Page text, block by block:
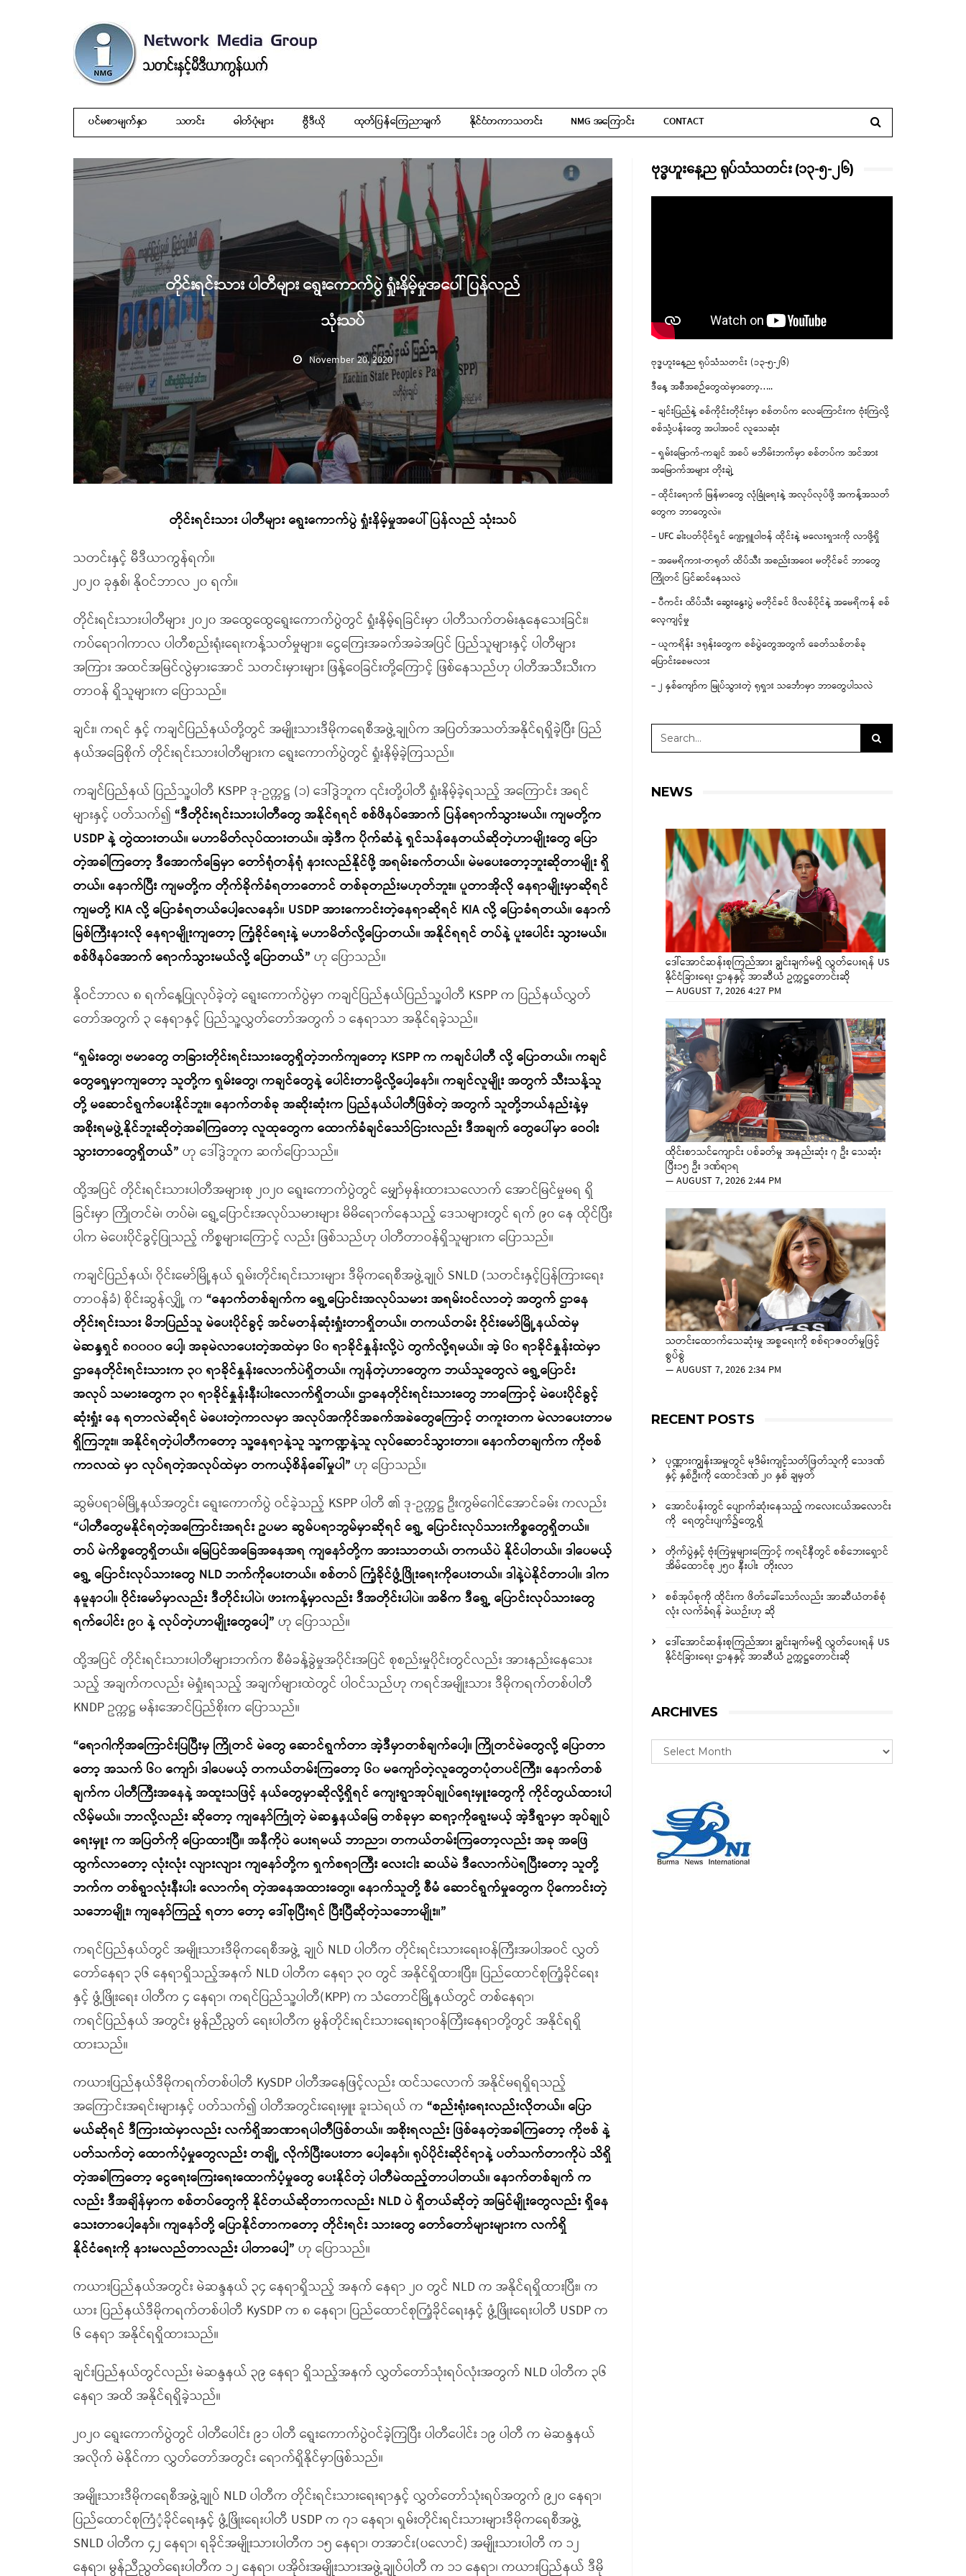
ပင်မစာမျက်နှာ သတင်း ဓါတ်ပုံများ ဗွီဒီယို ထုတ်ပြန်ကြေညာချက် နိုင်ငံတကာသတင်း NMG အကြောင်း CONTACT
တိုင်းရင်းသား ပါတီများ ရွေးကောက်ပွဲ ရှုံးနိမ့်မှုအပေါ် ပြန်လည်
သုံးသပ်
November 20, 2020
တိုင်းရင်းသား ပါတီများ ရွေးကောက်ပွဲ ရှုံးနိမ့်မှုအပေါ် ပြန်လည် သုံးသပ်
သတင်းနှင့် မီဒီယာကွန်ရက်။
၂၀၂၀ ခုနှစ်၊ နိုဝင်ဘာလ ၂၀ ရက်။
တိုင်းရင်းသားပါတီများ ၂၀၂၀ အထွေထွေရွေးကောက်ပွဲတွင် ရှုံးနိမ့်ရခြင်းမှာ ပါတီသက်တမ်းနုနေသေးခြင်း၊
ကပ်ရောဂါကာလ ပါတီစည်းရုံးရေးကန့်သတ်မှုများ၊ ငွေကြေးအခက်အခဲအပြင် ပြည်သူများနှင့် ပါတီများ
အကြား အထင်အမြင်လွဲမှားအောင် သတင်းမှားများ ဖြန့်ဝေခြင်းတို့ကြောင့် ဖြစ်နေသည်ဟု ပါတီအသီးသီးက
တာဝန် ရှိသူများက ပြောသည်။
ချင်း၊ ကရင် နှင့် ကချင်ပြည်နယ်တို့တွင် အမျိုးသားဒီမိုကရေစီအဖွဲ့ချုပ်က အပြတ်အသတ်အနိုင်ရရှိခဲ့ပြီး ပြည်
နယ်အခြေစိုက် တိုင်းရင်းသားပါတီများက ရွေးကောက်ပွဲတွင် ရှုံးနိမ့်ခဲ့ကြသည်။
ကချင်ပြည်နယ် ပြည်သူ့ပါတီ KSPP ဒု-ဥက္ကဋ္ဌ (၁) ဒေါ်ဒွဲဘူက ၎င်းတို့ပါတီ ရှုံးနိမ့်ခဲ့ရသည့် အကြောင်း အရင်
များနှင့် ပတ်သက်၍ “ဒီတိုင်းရင်းသားပါတီတွေ အနိုင်ရရင် စစ်ဖိနပ်အောက် ပြန်ရောက်သွားမယ်။ ကျမတို့က
USDP နဲ့ တွဲထားတယ်။ မဟာမိတ်လုပ်ထားတယ်။ အဲ့ဒီက ပိုက်ဆံနဲ့ ရှင်သန်နေတယ်ဆိုတဲ့ဟာမျိုးတွေ ပြော
တဲ့အခါကြတော့ ဒီအောက်ခြေမှာ တော်ရုံတန်ရုံ နားလည်နိုင်ဖို့ အရမ်းခက်တယ်။ မဲမပေးတော့ဘူးဆိုတာမျိုး ရှိ
တယ်။ နောက်ပြီး ကျမတို့က တိုက်ခိုက်ခံရတာတောင် တစ်ခုတည်းမဟုတ်ဘူး။ ပူတာအိုလို နေရာမျိုးမှာဆိုရင်
ကျမတို့ KIA လို့ ပြောခံရတယ်ပေါ့လေနော်။ USDP အားကောင်းတဲ့နေရာဆိုရင် KIA လို့ ပြောခံရတယ်။ နောက်
မြစ်ကြီးနားလို နေရာမျိုးကျတော့ ကြံ့ခိုင်ရေးနဲ့ မဟာမိတ်လို့ပြောတယ်။ အနိုင်ရရင် တပ်နဲ့ ပူးပေါင်း သွားမယ်။
စစ်ဖိနပ်အောက် ရောက်သွားမယ်လို့ ပြောတယ်” ဟု ပြောသည်။
နိုဝင်ဘာလ ၈ ရက်နေ့ပြုလုပ်ခဲ့တဲ့ ရွေးကောက်ပွဲမှာ ကချင်ပြည်နယ်ပြည်သူ့ပါတီ KSPP က ပြည်နယ်လွှတ်
တော်အတွက် ၃ နေရာနှင့် ပြည်သူ့လွှတ်တော်အတွက် ၁ နေရာသာ အနိုင်ရခဲ့သည်။
“ရှမ်းတွေ၊ ဗမာတွေ တခြားတိုင်းရင်းသားတွေရှိတဲ့ဘက်ကျတော့ KSPP က ကချင်ပါတီ လို့ ပြောတယ်။ ကချင်
တွေရှေ့မှာကျတော့ သူတို့က ရှမ်းတွေ၊ ကချင်တွေနဲ့ ပေါင်းတာမို့လို့ပေါ့နော်။ ကချင်လူမျိုး အတွက် သီးသန့်သူ
တို့ မဆောင်ရွက်ပေးနိုင်ဘူး။ နောက်တစ်ခု အဆိုးဆုံးက ပြည်နယ်ပါတီဖြစ်တဲ့ အတွက် သူတို့ဘယ်နည်းနဲ့မှ
အစိုးရမဖွဲ့နိုင်ဘူးဆိုတဲ့အခါကြတော့ လူထုတွေက ထောက်ခံချင်သော်ငြားလည်း ဒီအချက် တွေပေါ်မှာ ဝေဝါး
သွားတာတွေရှိတယ်” ဟု ဒေါ်ဒွဲဘူက ဆက်ပြောသည်။
ထို့အပြင် တိုင်းရင်းသားပါတီအများစု ၂၀၂၀ ရွေးကောက်ပွဲတွင် မျှော်မှန်းထားသလောက် အောင်မြင်မှုမရ ရှိ
ခြင်းမှာ ကြိုတင်မဲ၊ တပ်မဲ၊ ရွှေ့ပြောင်းအလုပ်သမားများ မိမိရောက်နေသည့် ဒေသများတွင် ရက် ၉၀ နေ ထိုင်ပြီး
ပါက မဲပေးပိုင်ခွင့်ပြုသည့် ကိစ္စများကြောင့် လည်း ဖြစ်သည်ဟု ပါတီတာဝန်ရှိသူများက ပြောသည်။
ကချင်ပြည်နယ်၊ ဝိုင်းမော်မြို့နယ် ရှမ်းတိုင်းရင်းသားများ ဒီမိုကရေစီအဖွဲ့ချုပ် SNLD (သတင်းနှင့်ပြန်ကြားရေး
တာဝန်ခံ) စိုင်းဆွန်လျှို့ က “နောက်တစ်ချက်က ရွှေ့ပြောင်းအလုပ်သမား အရမ်းဝင်လာတဲ့ အတွက် ဌာနေ
တိုင်းရင်းသား မိဘပြည်သူ မဲပေးပိုင်ခွင့် အင်မတန်ဆုံးရှုံးတာရှိတယ်။ တကယ်တမ်း ဝိုင်းမော်မြို့နယ်ထဲမှ
မဲဆန္ဒရှင် ၈၀၀၀၀ ပေါ့၊ အခုမဲလာပေးတဲ့အထဲမှာ ၆၀ ရာခိုင်နှုန်းလို့ပဲ တွက်လို့ရမယ်။ အဲ့ ၆၀ ရာခိုင်နှုန်းထဲမှာ
ဌာနေတိုင်းရင်းသားက ၃၀ ရာခိုင်နှုန်းလောက်ပဲရှိတယ်။ ကျန်တဲ့ဟာတွေက ဘယ်သူတွေလဲ ရွှေ့ပြောင်း
အလုပ် သမားတွေက ၃၀ ရာခိုင်နှုန်းနီးပါးလောက်ရှိတယ်။ ဌာနေတိုင်းရင်းသားတွေ ဘာကြောင့် မဲပေးပိုင်ခွင့်
ဆုံးရှုံး နေ ရတာလဲဆိုရင် မဲပေးတဲ့ကာလမှာ အလုပ်အကိုင်အခက်အခဲတွေကြောင့် တကူးတက မဲလာပေးတာမ
ရှိကြဘူး။ အနိုင်ရတဲ့ပါတီကတော့ သူ့နေရာနဲ့သူ သူ့ကဏ္ဍနဲ့သူ လုပ်ဆောင်သွားတာ။ နောက်တချက်က ကိုဗစ်
ကာလထဲ မှာ လုပ်ရတဲ့အလုပ်ထဲမှာ တကယ့်စိန်ခေါ်မှုပါ” ဟု ပြောသည်။
ဆွမ်ပရာမ်မြို့နယ်အတွင်း ရွေးကောက်ပွဲ ဝင်ခဲ့သည့် KSPP ပါတီ ၏ ဒု-ဥက္ကဋ္ဌ ဦးကွမ်ဂေါင်အောင်ခမ်း ကလည်း
“ပါတီတွေမနိုင်ရတဲ့အကြောင်းအရင်း ဥပမာ ဆွမ်ပရာဘွမ်မှာဆိုရင် ရွှေ့ ပြောင်းလုပ်သားကိစ္စတွေရှိတယ်။
တပ် မဲကိစ္စတွေရှိတယ်။ မြေပြင်အခြေအနေအရ ကျနော်တို့က အားသာတယ်၊ တကယ်ပဲ နိုင်ပါတယ်။ ဒါပေမယ့်
ရွှေ့ ပြောင်းလုပ်သားတွေ NLD ဘက်ကိုပေးတယ်။ စစ်တပ် ကြံ့ခိုင်ဖွံ့ဖြိုးရေးကိုပေးတယ်။ ဒါနဲ့ပဲနိုင်တာပါ။ ဒါက
နမူနာပါ။ ဝိုင်းမော်မှာလည်း ဒီတိုင်းပါပဲ၊ ဖားကန့်မှာလည်း ဒီအတိုင်းပါပဲ။ အဓိက ဒီရွှေ့ ပြောင်းလုပ်သားတွေ
ရက်ပေါင်း ၉၀ နဲ့ လုပ်တဲ့ဟာမျိုးတွေပေါ့” ဟု ပြောသည်။
ထို့အပြင် တိုင်းရင်းသားပါတီများဘက်က စီမံခန့်ခွဲမှုအပိုင်းအပြင် စုစည်းမှုပိုင်းတွင်လည်း အားနည်းနေသေး
သည့် အချက်ကလည်း မဲရှုံးရသည့် အချက်များထဲတွင် ပါဝင်သည်ဟု ကရင်အမျိုးသား ဒီမိုကရက်တစ်ပါတီ
KNDP ဥက္ကဋ္ဌ မန်းအောင်ပြည်စိုးက ပြောသည်။
“ရောဂါကိုအကြောင်းပြပြီးမှ ကြိုတင် မဲတွေ ဆောင်ရွက်တာ အဲ့ဒီမှာတစ်ချက်ပေါ့။ ကြိုတင်မဲတွေလို့ ပြောတာ
တော့ အသက် ၆၀ ကျော်၊ ဒါပေမယ့် တကယ်တမ်းကြတော့ ၆၀ မကျော်တဲ့လူတွေတပုံတပင်ကြီး၊ နောက်တစ်
ချက်က ပါတီကြီးအနေနဲ့ အထူးသဖြင့် နယ်တွေမှာဆိုလို့ရှိရင် ကျေးရွာအုပ်ချုပ်ရေးမှူးတွေကို ကိုင်တွယ်ထားပါ
လိမ့်မယ်။ ဘာလို့လည်း ဆိုတော့ ကျနော်ကြုံတဲ့ မဲဆန္ဒနယ်မြေ တစ်ခုမှာ ဆရာ့ကိုရွေးမယ့် အဲ့ဒီရွာမှာ အုပ်ချုပ်
ရေးမှူး က အပြတ်ကို ပြောထားပြီ။ အနီကိုပဲ ပေးရမယ် ဘာညာ၊ တကယ်တမ်းကြတော့လည်း အခု အဖြေ
ထွက်လာတော့ လုံးလုံး လျားလျား ကျနော်တို့က ရှက်စရာကြီး လေးငါး ဆယ်မဲ ဒီလောက်ပဲရပြီးတော့ သူတို့
ဘက်က တစ်ရွာလုံးနီးပါး လောက်ရ တဲ့အနေအထားတွေ။ နောက်သူတို့ စီမံ ဆောင်ရွက်မှုတွေက ပိုကောင်းတဲ့
သဘောမျိုး၊ ကျနော်ကြည့် ရတာ တော့ ဒေါ်စုပြီးရင် ပြီးပြီဆိုတဲ့သဘောမျိုး။”
ကရင်ပြည်နယ်တွင် အမျိုးသားဒီမိုကရေစီအဖွဲ့ ချုပ် NLD ပါတီက တိုင်းရင်းသားရေးဝန်ကြီးအပါအဝင် လွှတ်
တော်နေရာ ၃၆ နေရာရှိသည့်အနက် NLD ပါတီက နေရာ ၃၀ တွင် အနိုင်ရှိထားပြီး၊ ပြည်ထောင်စုကြံ့ခိုင်ရေး
နှင့် ဖွံ့ဖြိုးရေး ပါတီက ၄ နေရာ၊ ကရင်ပြည်သူ့ပါတီ(KPP) က သံတောင်မြို့နယ်တွင် တစ်နေရာ၊
ကရင်ပြည်နယ် အတွင်း မွန်ညီညွတ် ရေးပါတီက မွန်တိုင်းရင်းသားရေးရာဝန်ကြီးနေရာတို့တွင် အနိုင်ရရှိ
ထားသည်။
ကယားပြည်နယ်ဒီမိုကရက်တစ်ပါတီ KySDP ပါတီအနေဖြင့်လည်း ထင်သလောက် အနိုင်မရရှိရသည့်
အကြောင်းအရင်းများနှင့် ပတ်သက်၍ ပါတီအတွင်းရေးမှူး ခူးသဲရယ် က “စည်းရုံးရေးလည်းလိုတယ်။ ပြော
မယ်ဆိုရင် ဒီကြားထဲမှာလည်း လက်ရှိအာဏာရပါတီဖြစ်တယ်။ အစိုးရလည်း ဖြစ်နေတဲ့အခါကြတော့ ကိုဗစ် နဲ့
ပတ်သက်တဲ့ ထောက်ပံ့မှုတွေလည်း တချို့ လိုက်ပြီးပေးတာ ပေါ့နော်။ ရုပ်ပိုင်းဆိုင်ရာနဲ့ ပတ်သက်တာကိုပဲ သိရှိ
တဲ့အခါကြတော့ ငွေရေးကြေးရေးထောက်ပံ့မှုတွေ ပေးနိုင်တဲ့ ပါတီမဲထည့်တာပါတယ်။ နောက်တစ်ချက် က
လည်း ဒီအချိန်မှာက စစ်တပ်တွေကို နိုင်တယ်ဆိုတာကလည်း NLD ပဲ ရှိတယ်ဆိုတဲ့ အမြင်မျိုးတွေလည်း ရှိနေ
သေးတာပေါ့နော်။ ကျနော်တို့ ပြောနိုင်တာကတော့ တိုင်းရင်း သားတွေ တော်တော်များများက လက်ရှိ
နိုင်ငံရေးကို နားမလည်တာလည်း ပါတာပေါ့” ဟု ပြောသည်။
ကယားပြည်နယ်အတွင်း မဲဆန္ဒနယ် ၃၄ နေရာရှိသည့် အနက် နေရာ ၂၀ တွင် NLD က အနိုင်ရရှိထားပြီး၊ က
ယား ပြည်နယ်ဒီမိုကရက်တစ်ပါတီ KySDP က ၈ နေရာ၊ ပြည်ထောင်စုကြံ့ခိုင်ရေးနှင့် ဖွံ့ဖြိုးရေးပါတီ USDP က
၆ နေရာ အနိုင်ရရှိထားသည်။
ချင်းပြည်နယ်တွင်လည်း မဲဆန္ဒနယ် ၃၉ နေရာ ရှိသည့်အနက် လွှတ်တော်သုံးရပ်လုံးအတွက် NLD ပါတီက ၃၆
နေရာ အထိ အနိုင်ရရှိခဲ့သည်။
၂၀၂၀ ရွေးကောက်ပွဲတွင် ပါတီပေါင်း ၉၁ ပါတီ ရွေးကောက်ပွဲဝင်ခဲ့ကြပြီး ပါတီပေါင်း ၁၉ ပါတီ က မဲဆန္ဒနယ်
အလိုက် မဲနိုင်ကာ လွှတ်တော်အတွင်း ရောက်ရှိနိုင်မှာဖြစ်သည်။
အမျိုးသားဒီမိုကရေစီအဖွဲ့ချုပ် NLD ပါတီက တိုင်းရင်းသားရေးရာနှင့် လွှတ်တော်သုံးရပ်အတွက် ၉၂၀ နေရာ၊
ပြည်ထောင်စုကြံံ့ခိုင်ရေးနှင့် ဖွံ့ဖြိုးရေးပါတီ USDP က ၇၁ နေရာ၊ ရှမ်းတိုင်းရင်းသားများဒီမိုကရေစီအဖွဲ့
SNLD ပါတီက ၄၂ နေရာ၊ ရခိုင်အမျိုးသားပါတီက ၁၅ နေရာ၊ တအာင်း(ပလောင်) အမျိုးသားပါတီ က ၁၂
နေရာ၊ မွန်ညီညွတ်ရေးပါတီက ၁၂ နေရာ၊ ပအိုဝ်းအမျိုးသားအဖွဲ့ချုပ်ပါတီ က ၁၁ နေရာ၊ ကယားပြည်နယ် ဒီမို
ဗုဒ္ဓဟူးနေ့ည ရုပ်သံသတင်း (၁၃-၅-၂၆)
ဗုဒ္ဓဟူးနေ့ည ရုပ်သံသတင်း (၁၃-၅-၂၆)
ဒီနေ့ အစီအစဉ်တွေထဲမှာတော့…..
– ချင်းပြည်နဲ့ စစ်ကိုင်းတိုင်းမှာ စစ်တပ်က လေကြောင်းက ဗုံးကြဲလို့
စစ်သုံ့ပန်းတွေ အပါအဝင် လူသေဆုံး
– ရှမ်းမြောက်-ကချင် အစပ် မဘိမ်းဘက်မှာ စစ်တပ်က အင်အား
အမြောက်အများ တိုးချဲ့
– ထိုင်းရောက် မြန်မာတွေ လုံခြုံရေးနဲ့ အလုပ်လုပ်ဖို့ အကန့်အသတ်
တွေက ဘာတွေလဲ။
– UFC ခါးပတ်ပိုင်ရှင် ဂျော့ရှူဝါဗန် ထိုင်းနဲ့ မလေးရှားကို လာဖို့ရှိ
– အမေရိကား-တရုတ် ထိပ်သီး အစည်းအဝေး မတိုင်ခင် ဘာတွေ
ကြိုတင် ပြင်ဆင်နေသလဲ
– ပီကင်း ထိပ်သီး ဆွေးနွေးပွဲ မတိုင်ခင် ဖိလစ်ပိုင်နဲ့ အမေရိကန် စစ်
လေ့ကျင့်မှု
– ယူကရိန်း ဒရုန်းတွေက စစ်ပွဲတွေအတွက် ခေတ်သစ်တစ်ခု
ပြောင်းစေမလား
– ၂ နှစ်ကျော်က မြုပ်သွားတဲ့ ရုရှား သင်္ဘောမှာ ဘာတွေပါသလဲ
NEWS
ဒေါ်အောင်ဆန်းစုကြည်အား ချွင်းချက်မရှိ လွှတ်ပေးရန် US
နိုင်ငံခြားရေး ဌာနနှင့် အာဆီယံ ဥက္ကဋ္ဌတောင်းဆို
—AUGUST 7, 2026 4:27 PM
ထိုင်းစာသင်ကျောင်း ပစ်ခတ်မှု အနည်းဆုံး ၇ ဦး သေဆုံး
ပြီး၁၅ ဦး ဒဏ်ရာရ
—AUGUST 7, 2026 2:44 PM
သတင်းထောက်သေဆုံးမှု အစ္စရေးကို စစ်ရာဇဝတ်မှုဖြင့်
စွပ်စွဲ
—AUGUST 7, 2026 2:34 PM
RECENT POSTS
ပုဏ္ဏားကျွန်းအမှုတွင် မုဒိမ်းကျင့်သတ်ဖြတ်သူကို သေဒဏ်
နှင့် နှစ်ဦးကို ထောင်ဒဏ် ၂၀ နှစ် ချမှတ်
အောင်ပန်းတွင် ပျောက်ဆုံးနေသည့် ကလေးငယ်အလောင်း
ကို ရေတွင်းပျက်၌တွေ့ရှိ
တိုက်ပွဲနှင့် ဗုံးကြဲမှုများကြောင့် ကရင်နီတွင် စစ်ဘေးရှောင်
အိမ်ထောင်စု ၂၅၀ နီးပါး တိုးလာ
စစ်အုပ်စုကို ထိုင်းက ဖိတ်ခေါ်သော်လည်း အာဆီယံတစ်စုံ
လုံး လက်ခံရန် ခဲယဉ်းဟု ဆို
ဒေါ်အောင်ဆန်းစုကြည်အား ချွင်းချက်မရှိ လွှတ်ပေးရန် US
နိုင်ငံခြားရေး ဌာနနှင့် အာဆီယံ ဥက္ကဋ္ဌတောင်းဆို
ARCHIVES